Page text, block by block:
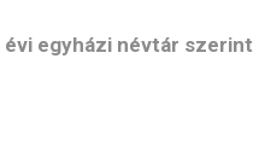
egyházi névtár szerint